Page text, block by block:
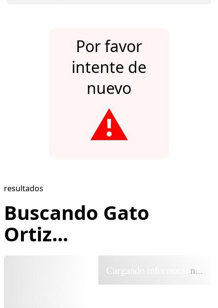
Por favor
intente de
nuevo
⚠️
resultados
Buscando Gato
Ortiz...
Cargando información...